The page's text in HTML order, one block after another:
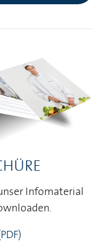
Infomaterial